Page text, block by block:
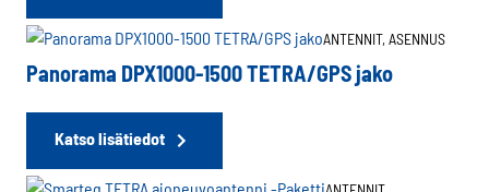
ANTENNIT, ASENNUS
Panorama DPX1000-1500 TETRA/GPS jako
Katso lisätiedot